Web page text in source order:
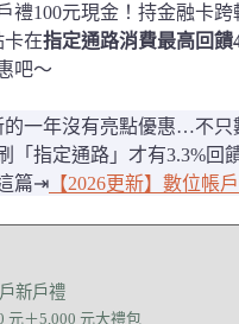
禮100元現金！持金融卡
卡在指定通路消費最高回饋
吧～
的一年沒有亮點優惠…不
「指定通路」才有3.3%回
篇⇥ 【2026更新】數位帳
新戶禮
＋5,000 元大禮包